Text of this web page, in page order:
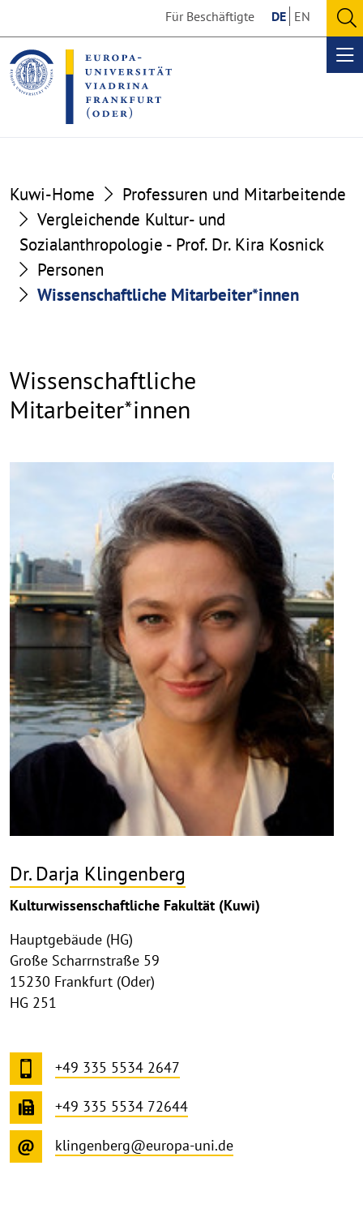
the
content
section
the
footer
section
Für Beschäftigte DE EN
Kuwi-Home
Professuren und Mitarbeitende
Vergleichende Kultur- und
Sozialanthropologie - Prof. Dr. Kira Kosnick
Personen
Wissenschaftliche Mitarbeiter*innen
Wissenschaftliche
Mitarbeiter*innen
©
Dr. Darja Klingenberg
Kulturwissenschaftliche Fakultät (Kuwi)
Hauptgebäude (HG)
Große Scharrnstraße 59
15230 Frankfurt (Oder)
HG 251
+49 335 5534 2647
+49 335 5534 72644
klingenberg@europa-uni.de